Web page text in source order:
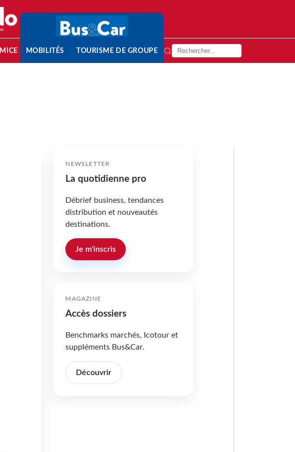
MICE MOBILITÉS TOURISME DE GROUPE
NEWSLETTER
La quotidienne pro
Débrief business, tendances
distribution et nouveautés
destinations.
Je m'inscris
MAGAZINE
Accès dossiers
Benchmarks marchés, Icotour et
suppléments Bus&Car.
Découvrir